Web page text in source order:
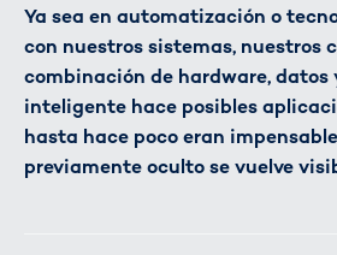
Ya sea en automatización o
con nuestros sistemas, nuestros
combinación de hardware, datos
inteligente hace posibles
hasta hace poco eran
previamente oculto se vuelve